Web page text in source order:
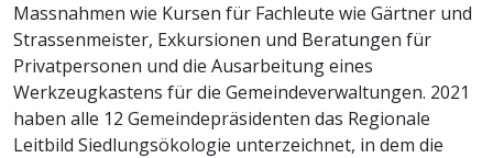
Massnahmen wie Kursen für Fachleute wie Gärtner und
Strassenmeister, Exkursionen und Beratungen für
Privatpersonen und die Ausarbeitung eines
Werkzeugkastens für die Gemeindeverwaltungen. 2021
haben alle 12 Gemeindepräsidenten das Regionale
Leitbild Siedlungsökologie unterzeichnet, in dem die